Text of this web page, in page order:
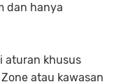
dan hanya
aturan khusus
atau kawasan